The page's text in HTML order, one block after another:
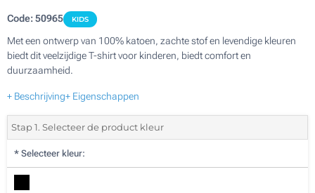
Code:50965 KIDS
Met een ontwerp van 100% katoen, zachte stof en levendige kleuren
biedt dit veelzijdige T-shirt voor kinderen, biedt comfort en
duurzaamheid.
+ Beschrijving+ Eigenschappen
Stap 1. Selecteer de product kleur
* Selecteer kleur: